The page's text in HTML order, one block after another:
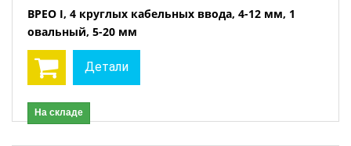
BPEO I, 4 круглых кабельных ввода, 4-12 мм, 1
овальный, 5-20 мм
Детали
На складе